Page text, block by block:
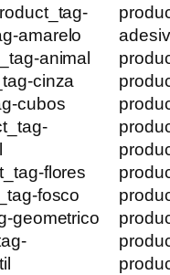
amarelo
animal
cinza
cubos
flores
fosco
geometrico